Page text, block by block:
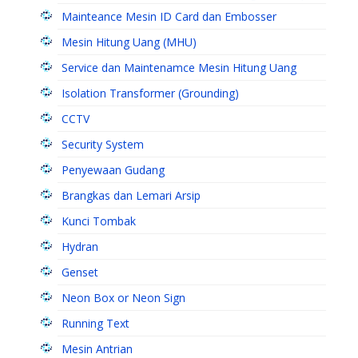
Mainteance Mesin ID Card dan Embosser
Mesin Hitung Uang (MHU)
Service dan Maintenamce Mesin Hitung Uang
Isolation Transformer (Grounding)
CCTV
Security System
Penyewaan Gudang
Brangkas dan Lemari Arsip
Kunci Tombak
Hydran
Genset
Neon Box or Neon Sign
Running Text
Mesin Antrian